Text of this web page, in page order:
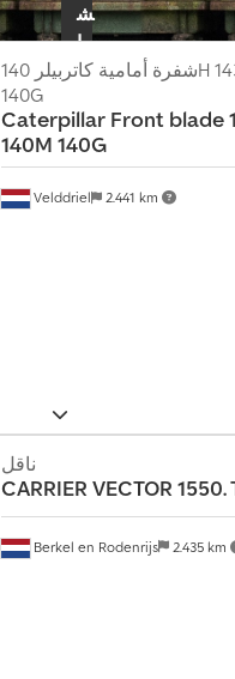
ش
ا
ء
ع
ل
Velddriel 2.441 km
شفرة أمامية كاتربيلر 140H 143H 12H 140M
140G
Caterpillar Front blade
140M 140G
Berkel en Rodenrijs 2.435 km
ناقل
CARRIER VECTOR 1550.